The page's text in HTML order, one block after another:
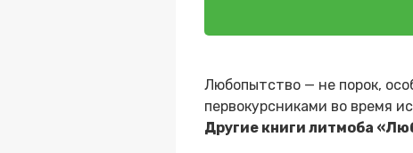
Любопытство — не порок,
первокурсниками во время
Другие книги литмоба